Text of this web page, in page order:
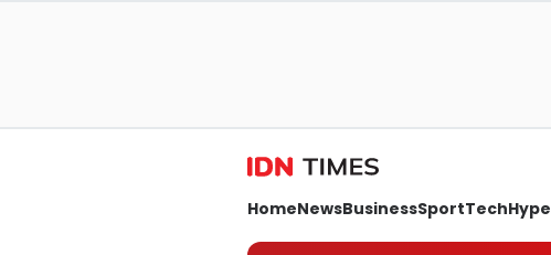
HomeNewsBusinessSportTechHype